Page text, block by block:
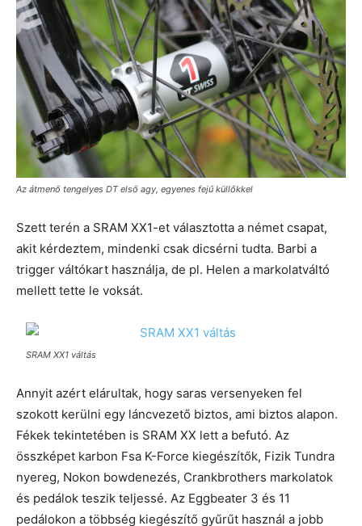
Az átmenő tengelyes DT első agy, egyenes fejű küllőkkel
Szett terén a SRAM XX1-et választotta a német csapat,
akit kérdeztem, mindenki csak dicsérni tudta. Barbi a
trigger váltókart használja, de pl. Helen a markolatváltó
mellett tette le voksát.
SRAM XX1 váltás
Annyit azért elárultak, hogy saras versenyeken fel
szokott kerülni egy láncvezető biztos, ami biztos alapon.
Fékek tekintetében is SRAM XX lett a befutó. Az
összképet karbon Fsa K-Force kiegészítők, Fizik Tundra
nyereg, Nokon bowdenezés, Crankbrothers markolatok
és pedálok teszik teljessé. Az Eggbeater 3 és 11
pedálokon a többség kiegészítő gyűrűt használ a jobb